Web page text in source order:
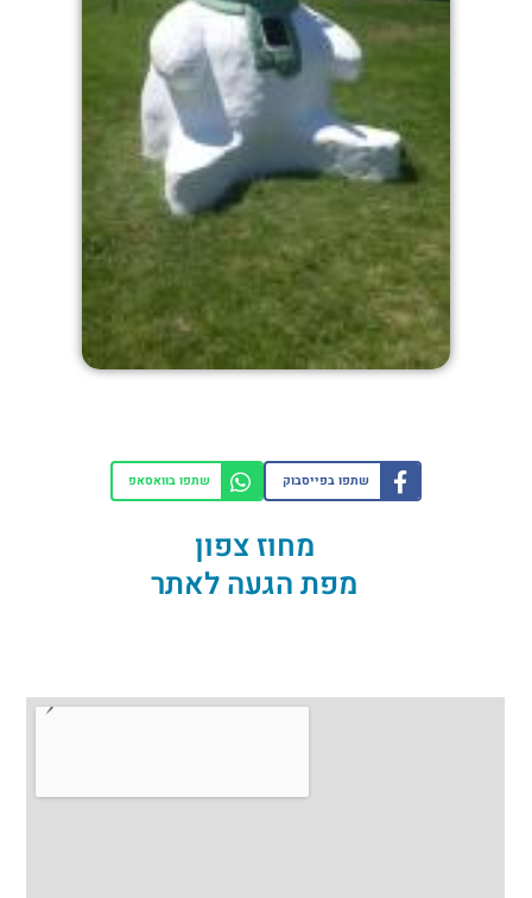
שתפו בפייסבוק שתפו בוואסאפ
מחוז צפון
מפת הגעה לאתר